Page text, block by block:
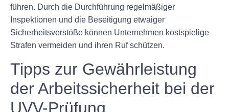
führen. Durch die Durchführung regelmäßiger
Inspektionen und die Beseitigung etwaiger
Sicherheitsverstöße können Unternehmen kostspielige
Strafen vermeiden und ihren Ruf schützen.
Tipps zur Gewährleistung
der Arbeitssicherheit bei der
UVV-Prüfung